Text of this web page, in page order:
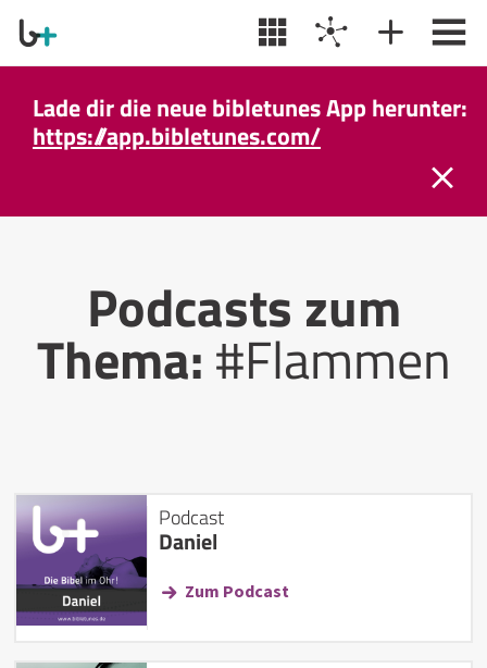
Lade dir die neue bibletunes App herunter:
https://app.bibletunes.com/
Podcasts zum
Thema:#Flammen
Podcast
Daniel
Zum Podcast